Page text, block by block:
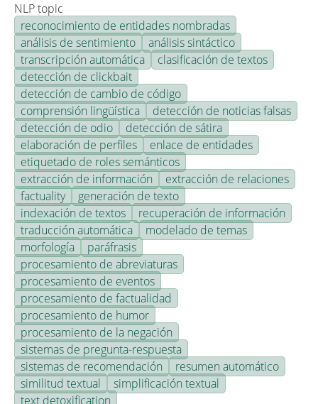
NLP topic
reconocimiento de entidades nombradas
análisis de sentimiento
análisis sintáctico
transcripción automática
clasificación de textos
detección de clickbait
detección de cambio de código
comprensión lingüística
detección de noticias falsas
detección de odio
detección de sátira
elaboración de perfiles
enlace de entidades
etiquetado de roles semánticos
extracción de información
extracción de relaciones
factuality
generación de texto
indexación de textos
recuperación de información
traducción automática
modelado de temas
morfología
paráfrasis
procesamiento de abreviaturas
procesamiento de eventos
procesamiento de factualidad
procesamiento de humor
procesamiento de la negación
sistemas de pregunta-respuesta
sistemas de recomendación
resumen automático
similitud textual
simplificación textual
text detoxification